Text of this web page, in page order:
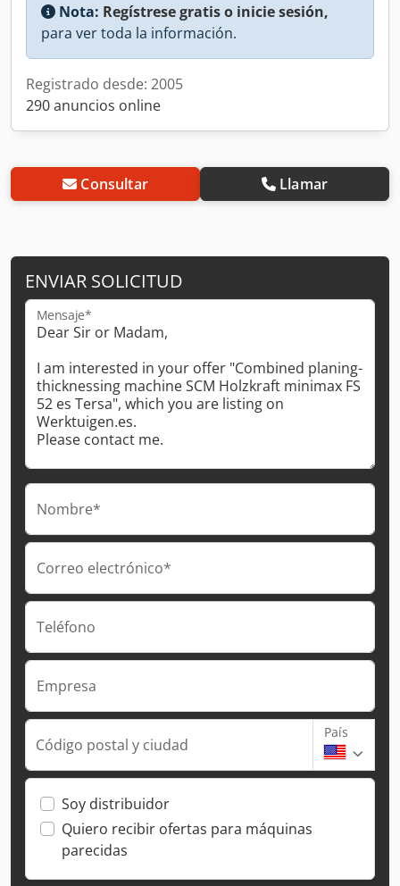
Nota: Regístrese gratis o inicie sesión,
para ver toda la información.
Registrado desde: 2005
290 anuncios online
Consultar Llamar
ENVIAR SOLICITUD
Mensaje*
Nombre*
Correo electrónico*
Teléfono
Empresa
Código postal y ciudad
País
Soy distribuidor
Quiero recibir ofertas para máquinas
parecidas